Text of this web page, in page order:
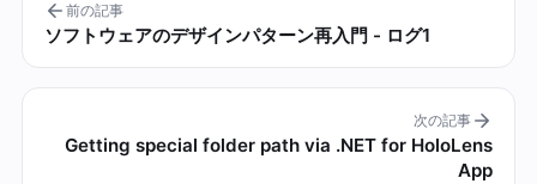
前の記事
ソフトウェアのデザインパターン再入門 - ログ1
次の記事
Getting special folder path via .NET for HoloLens
App